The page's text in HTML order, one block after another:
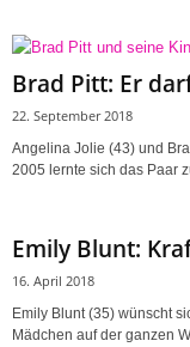
Brad Pitt: Er
22. September 2018
Angelina Jolie (43) und
2005 lernte sich das Paar
Emily Blunt:
16. April 2018
Emily Blunt (35) wünscht
Mädchen auf der ganzen